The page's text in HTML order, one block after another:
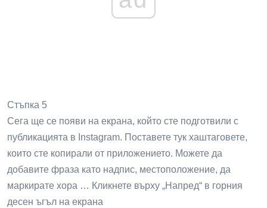
Стъпка 5
Сега ще се появи на екрана, който сте подготвили с
публикацията в Instagram. Поставете тук хаштаговете,
които сте копирали от приложението. Можете да
добавите фраза като надпис, местоположение, да
маркирате хора … Кликнете върху „Напред“ в горния
десен ъгъл на екрана